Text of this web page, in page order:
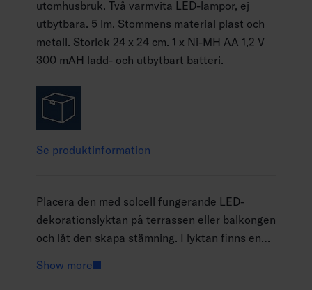
utomhusbruk. Två varmvita LED-lampor, ej
utbytbara. 5 lm. Stommens material plast och
metall. Storlek 24 x 24 cm. 1 x Ni-MH AA 1,2 V
300 mAH ladd- och utbytbart batteri.
Se produktinformation
Placera den med solcell fungerande LED-
dekorationslyktan på terrassen eller balkongen
och låt den skapa stämning. I lyktan finns en
Show more